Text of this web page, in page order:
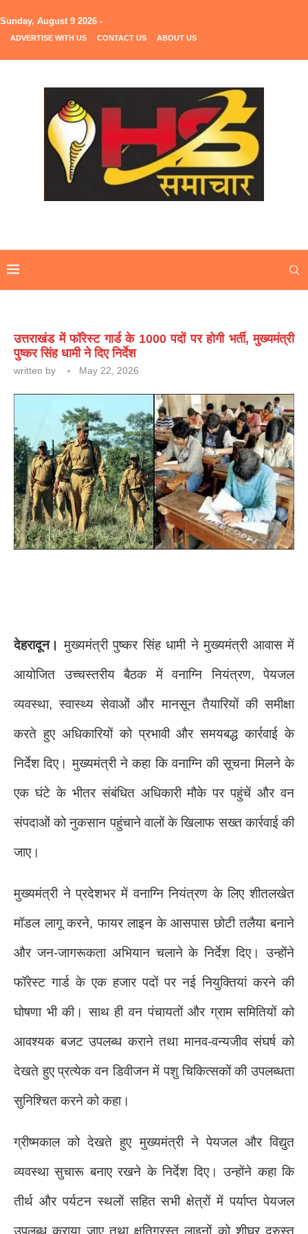
Sunday, August 9 2026 -
ADVERTISE WITH US CONTACT US ABOUT US
उत्तराखंड में फॉरेस्ट गार्ड के 1000 पदों पर होगी भर्ती, मुख्यमंत्री
पुष्कर सिंह धामी ने दिए निर्देश
written by May 22, 2026
देहरादून। मुख्यमंत्रीपुष्कर सिंह धामीने मुख्यमंत्री आवास में
आयोजित उच्चस्तरीय बैठक में वनाग्नि नियंत्रण, पेयजल
व्यवस्था, स्वास्थ्य सेवाओं और मानसून तैयारियों की समीक्षा
करते हुए अधिकारियों को प्रभावी और समयबद्ध कार्रवाई के
निर्देश दिए। मुख्यमंत्री ने कहा कि वनाग्नि की सूचना मिलने के
एक घंटे के भीतर संबंधित अधिकारी मौके पर पहुंचें और वन
संपदाओं को नुकसान पहुंचाने वालों के खिलाफ सख्त कार्रवाई की
जाए।
मुख्यमंत्री ने प्रदेशभर में वनाग्नि नियंत्रण के लिए शीतलखेत
मॉडल लागू करने, फायर लाइन के आसपास छोटी तलैया बनाने
और जन-जागरूकता अभियान चलाने के निर्देश दिए। उन्होंने
फॉरेस्ट गार्ड के एक हजार पदों पर नई नियुक्तियां करने की
घोषणा भी की। साथ ही वन पंचायतों और ग्राम समितियों को
आवश्यक बजट उपलब्ध कराने तथा मानव-वन्यजीव संघर्ष को
देखते हुए प्रत्येक वन डिवीजन में पशु चिकित्सकों की उपलब्धता
सुनिश्चित करने को कहा।
ग्रीष्मकाल को देखते हुए मुख्यमंत्री ने पेयजल और विद्युत
व्यवस्था सुचारू बनाए रखने के निर्देश दिए। उन्होंने कहा कि
तीर्थ और पर्यटन स्थलों सहित सभी क्षेत्रों में पर्याप्त पेयजल
उपलब्ध कराया जाए तथा क्षतिग्रस्त लाइनों को शीघ्र दुरुस्त